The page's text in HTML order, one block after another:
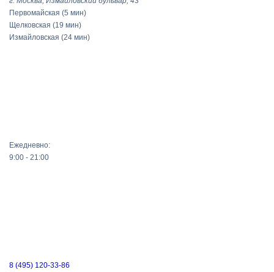
Первомайская (5 мин)
Щелковская (19 мин)
Измайловская (24 мин)
Ежедневно:
9:00 - 21:00
8 (495) 120-33-86